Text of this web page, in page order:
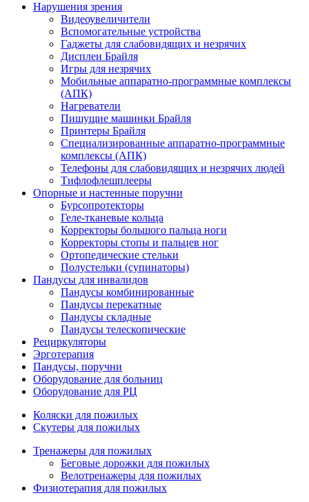
Нарушения зрения
Видеоувеличители
Вспомогательные устройства
Гаджеты для слабовидящих и незрячих
Дисплеи Брайля
Игры для незрячих
Мобильные аппаратно-программные комплексы
(АПК)
Нагреватели
Пишущие машинки Брайля
Принтеры Брайля
Специализированные аппаратно-программные
комплексы (АПК)
Телефоны для слабовидящих и незрячих людей
Тифлофлешплееры
Опорные и настенные поручни
Бурсопротекторы
Геле-тканевые кольца
Корректоры большого пальца ноги
Корректоры стопы и пальцев ног
Ортопедические стельки
Полустельки (супинаторы)
Пандусы для инвалидов
Пандусы комбинированные
Пандусы перекатные
Пандусы складные
Пандусы телескопические
Рециркуляторы
Эрготерапия
Пандусы, поручни
Оборудование для больниц
Оборудование для РЦ
Коляски для пожилых
Скутеры для пожилых
Тренажеры для пожилых
Беговые дорожки для пожилых
Велотренажеры для пожилых
Физиотерапия для пожилых